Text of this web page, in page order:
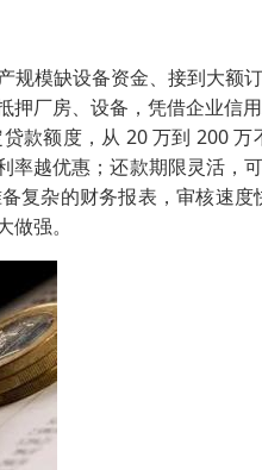
规模缺设备资金、接到大
厂房、设备，凭借企业信
款额度，从 20 万到 200
越优惠；还款期限灵活，
复杂的财务报表，审核速
强。